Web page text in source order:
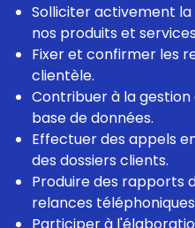
Solliciter activement
nos produits et
Fixer et confirmer les
clientèle.
Contribuer à la
base de données.
Effectuer des appels
des dossiers clients.
Produire des rapports
relances
Participer à